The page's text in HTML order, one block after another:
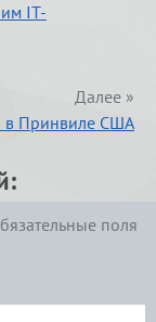
IT-
Далее »
в Принвиле США
поля